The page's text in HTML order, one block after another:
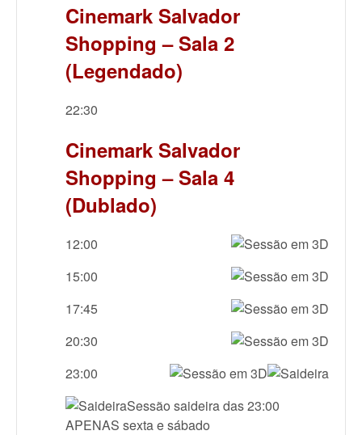
Cinemark Salvador
Shopping – Sala 2
(Legendado)
22:30
Cinemark Salvador
Shopping – Sala 4
(Dublado)
12:00
15:00
17:45
20:30
23:00
Sessão saideira das 23:00
APENAS sexta e sábado